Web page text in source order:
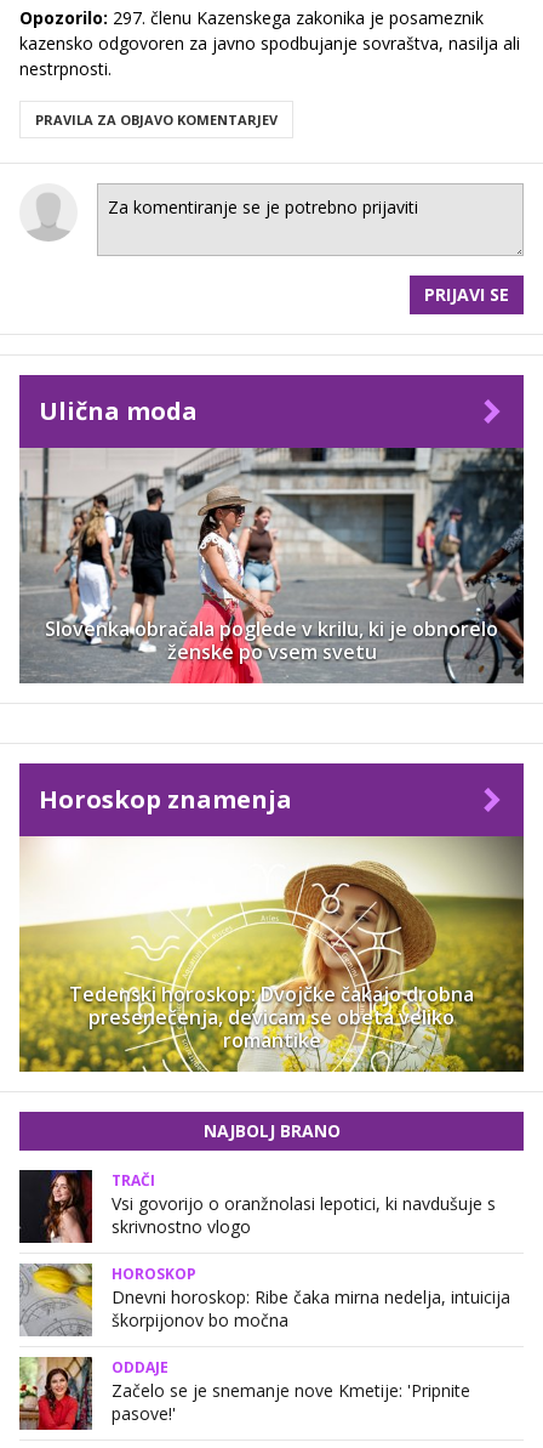
Opozorilo: 297. členu Kazenskega zakonika je posameznik
kazensko odgovoren za javno spodbujanje sovraštva, nasilja ali
nestrpnosti.
PRAVILA ZA OBJAVO KOMENTARJEV
PRIJAVI SE
Ulična moda
Slovenka obračala poglede v krilu, ki je obnorelo
ženske po vsem svetu
Horoskop znamenja
Tedenski horoskop: Dvojčke čakajo drobna
presenečenja, devicam se obeta veliko
romantike
NAJBOLJ BRANO
TRAČI
Vsi govorijo o oranžnolasi lepotici, ki navdušuje s
skrivnostno vlogo
HOROSKOP
Dnevni horoskop: Ribe čaka mirna nedelja, intuicija
škorpijonov bo močna
ODDAJE
Začelo se je snemanje nove Kmetije: 'Pripnite
pasove!'